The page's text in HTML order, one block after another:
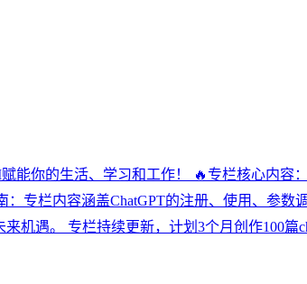
能你的生活、学习和工作！ 🔥专栏核心内
专栏内容涵盖ChatGPT的注册、使用、参
机遇。 专栏持续更新，计划3个月创作100篇